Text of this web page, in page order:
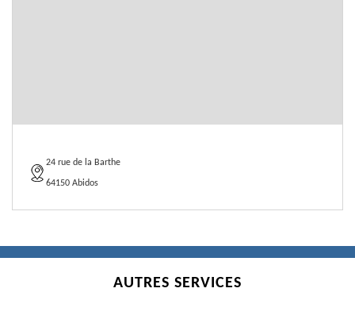
24 rue de la Barthe
64150 Abidos
AUTRES SERVICES